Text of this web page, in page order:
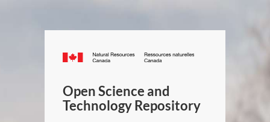
Canada.ca
/
Canada
Open Science and
Technology Repository